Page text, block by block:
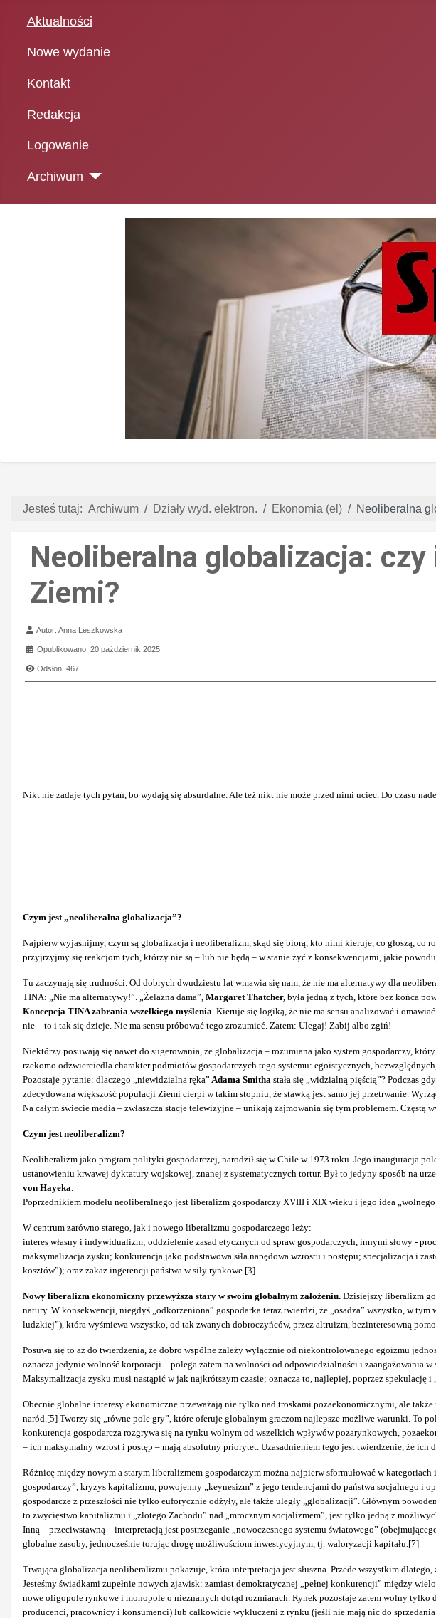
Aktualności
Nowe wydanie
Kontakt
Redakcja
Logowanie
Archiwum
Jesteś tutaj: Archiwum Działy wyd. elektron. Ekonomia (el) Neoliberalna
Neoliberalna globalizacja:
Ziemi?
Szczegóły
Autor:Anna Leszkowska
Opublikowano: 20 październik 2025
Odsłon: 467
Nikt nie zadaje tych pytań, bo wydają się absurdalne. Ale też nikt nie może przed nimi uciec. Do czasu
Czym jest „neoliberalna globalizacja”?
Najpierw wyjaśnijmy, czym są globalizacja i neoliberalizm, skąd się biorą, kto nimi kieruje, co głoszą,
przyjrzyjmy się reakcjom tych, którzy nie są – lub nie będą – w stanie żyć z konsekwencjami, jakie
Tu zaczynają się trudności. Od dobrych dwudziestu lat wmawia się nam, że nie ma alternatywy dla
TINA: „Nie ma alternatywy!”. „Żelazna dama”, Margaret Thatcher, była jedną z tych, które bez końca
Koncepcja TINA zabrania wszelkiego myślenia . Kieruje się logiką, że nie ma sensu analizować i
nie – to i tak się dzieje. Nie ma sensu próbować tego zrozumieć. Zatem: Ulegaj! Zabij albo zgiń!
Niektórzy posuwają się nawet do sugerowania, że globalizacja – rozumiana jako system gospodarczy,
rzekomo odzwierciedla charakter podmiotów gospodarczych tego systemu: egoistycznych,
Pozostaje pytanie: dlaczego „niewidzialna ręka” Adama Smitha stała się „widzialną pięścią”? Podczas
zdecydowana większość populacji Ziemi cierpi w takim stopniu, że stawką jest samo jej przetrwanie.
Na całym świecie media – zwłaszcza stacje telewizyjne – unikają zajmowania się tym problemem.
Czym jest neoliberalizm?
Neoliberalizm jako program polityki gospodarczej, narodził się w Chile w 1973 roku. Jego inauguracja
ustanowieniu krwawej dyktatury wojskowej, znanej z systematycznych tortur. Był to jedyny sposób na
von Hayeka
Poprzednikiem modelu neoliberalnego jest liberalizm gospodarczy XVIII i XIX wieku i jego idea
W centrum zarówno starego, jak i nowego liberalizmu gospodarczego leży:
interes własny i indywidualizm; oddzielenie zasad etycznych od spraw gospodarczych, innymi słowy -
maksymalizacja zysku; konkurencja jako podstawowa siła napędowa wzrostu i postępu; specjalizacja i
kosztów”); oraz zakaz ingerencji państwa w siły rynkowe.[3]
Nowy liberalizm ekonomiczny przewyższa stary w swoim globalnym założeniu. Dzisiejszy liberalizm
natury. W konsekwencji, niegdyś „odkorzeniona” gospodarka teraz twierdzi, że „osadza” wszystko, w
ludzkiej”), która wyśmiewa wszystko, od tak zwanych dobroczyńców, przez altruizm, bezinteresowną
Posuwa się to aż do twierdzenia, że dobro wspólne zależy wyłącznie od niekontrolowanego egoizmu
oznacza jedynie wolność korporacji – polega zatem na wolności od odpowiedzialności i zaangażowania w
Maksymalizacja zysku musi nastąpić w jak najkrótszym czasie; oznacza to, najlepiej, poprzez spekulację
Obecnie globalne interesy ekonomiczne przeważają nie tylko nad troskami pozaekonomicznymi, ale
naród.[5] Tworzy się „równe pole gry”, które oferuje globalnym graczom najlepsze możliwe warunki. To
konkurencja gospodarcza rozgrywa się na rynku wolnym od wszelkich wpływów pozarynkowych,
– ich maksymalny wzrost i postęp – mają absolutny priorytet. Uzasadnieniem tego jest twierdzenie, że ich
Różnicę między nowym a starym liberalizmem gospodarczym można najpierw sformułować w
gospodarczy”, kryzys kapitalizmu, powojenny „keynesizm” z jego tendencjami do państwa socjalnego i
gospodarcze z przeszłości nie tylko euforycznie odżyły, ale także uległy „globalizacji”. Głównym
to zwycięstwo kapitalizmu i „złotego Zachodu” nad „mrocznym socjalizmem”, jest tylko jedną z
Inną – przeciwstawną – interpretacją jest postrzeganie „nowoczesnego systemu światowego”
globalne zasoby, jednocześnie torując drogę możliwościom inwestycyjnym, tj. waloryzacji kapitału.[7]
Trwająca globalizacja neoliberalizmu pokazuje, która interpretacja jest słuszna. Przede wszystkim
Jesteśmy świadkami zupełnie nowych zjawisk: zamiast demokratycznej „pełnej konkurencji” między
nowe oligopole rynkowe i monopole o nieznanych dotąd rozmiarach. Rynek pozostaje zatem wolny
producenci, pracownicy i konsumenci) lub całkowicie wykluczeni z rynku (jeśli nie mają nic do